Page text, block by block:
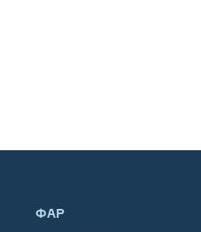
ФАР